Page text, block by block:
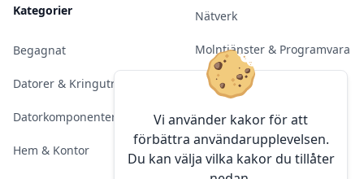
Vi använder kakor för att
förbättra användarupplevelsen.
Du kan välja vilka kakor du tillåter
Kategorier
Begagnat
Datorer & Kringutrustning
Datorkomponenter
Hem & Kontor
Nätverk
Molntjänster & Programvara
Server & Backup
Kameraövervakning
Konferens & Public Display